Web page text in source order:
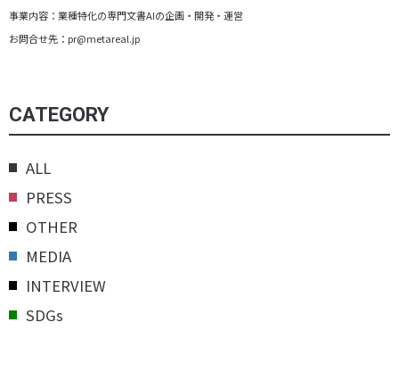
事業内容：業種特化の専門文書AIの企画・開発・運営
お問合せ先：pr@metareal.jp
CATEGORY
ALL
PRESS
OTHER
MEDIA
INTERVIEW
SDGs